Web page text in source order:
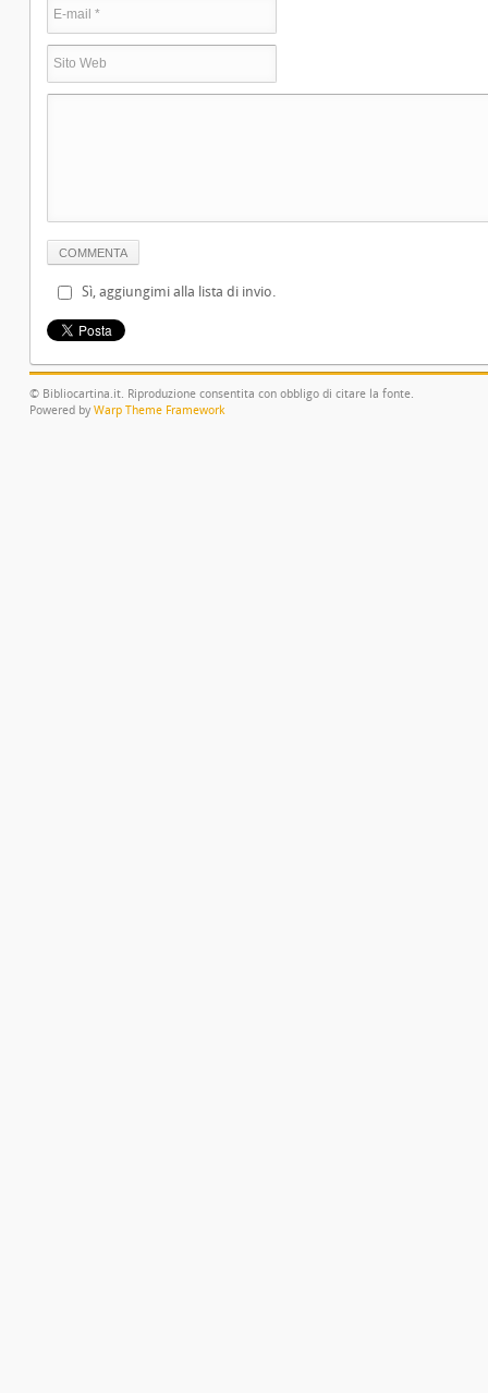
Sì, aggiungimi alla lista di invio.
© Bibliocartina.it. Riproduzione consentita con obbligo di citare la fonte.
Powered by Warp Theme Framework